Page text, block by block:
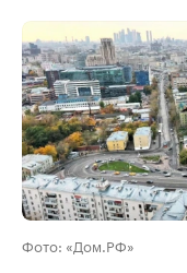
00:00 /
Фото: «Дом.РФ»